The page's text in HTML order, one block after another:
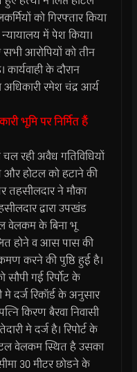
को गिरफ्तार किया
में पेश किया।
आरोपियों को तीन
के दौरान
रमेश चंद्र आर्य
भूमि पर निर्मित हैं
रही अवैध गतिविधियों
और होटल को हटाने की
तहसीलदार ने मौका
द्वारा उपखंड
वेलकम के बिना भू
होने व आस पास की
करने की पुष्ठि हुई है।
सौपी गई रिर्पोट के
दर्ज रिकॉर्ड के अनुसार
किरण बैरवा निवासी
मे दर्ज है। रिपोर्ट के
वेलकम स्थित है उसका
30 मीटर छोडने के